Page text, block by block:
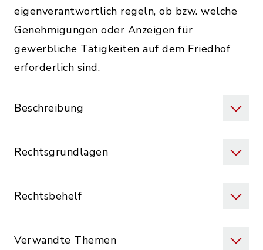
eigenverantwortlich regeln, ob bzw. welche
Genehmigungen oder Anzeigen für
gewerbliche Tätigkeiten auf dem Friedhof
erforderlich sind.
Beschreibung
Rechtsgrundlagen
Rechtsbehelf
Verwandte Themen